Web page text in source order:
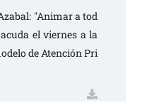
"Animar a tod
el viernes a la
de Atención Pri